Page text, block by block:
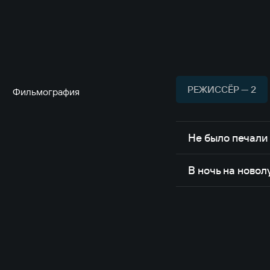
Фильмография РЕЖИССЁР — 2
Не было печали
В ночь на